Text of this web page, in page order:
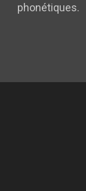
phonétiques.